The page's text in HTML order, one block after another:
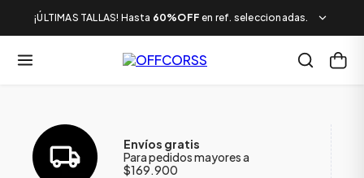
¡ÚLTIMAS TALLAS! Hasta 60%OFF en ref. seleccionadas.
Envíos gratis
Para pedidos mayores a
$169.900